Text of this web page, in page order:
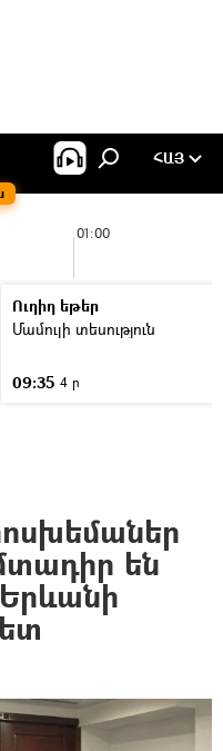
ՀԱՅ
01:00
Ուղիղ եթեր
Մամուլի տեսություն
09:35 4 ր
են